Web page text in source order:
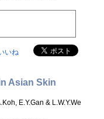
いね
Asian Skin
E.Y.Gan & L.W.Y.We